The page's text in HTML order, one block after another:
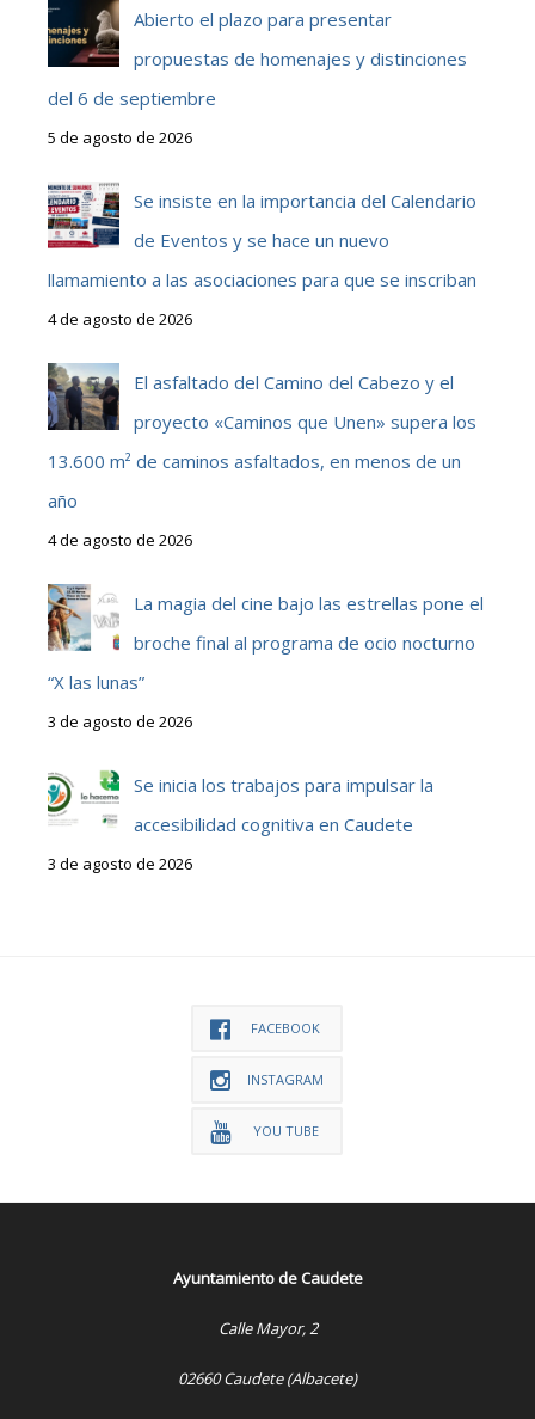
Abierto el plazo para presentar
propuestas de homenajes y distinciones
del 6 de septiembre
5 de agosto de 2026
Se insiste en la importancia del Calendario
de Eventos y se hace un nuevo
llamamiento a las asociaciones para que se inscriban
4 de agosto de 2026
El asfaltado del Camino del Cabezo y el
proyecto «Caminos que Unen» supera los
13.600 m² de caminos asfaltados, en menos de un
año
4 de agosto de 2026
La magia del cine bajo las estrellas pone el
broche final al programa de ocio nocturno
“X las lunas”
3 de agosto de 2026
Se inicia los trabajos para impulsar la
accesibilidad cognitiva en Caudete
3 de agosto de 2026
FACEBOOK
INSTAGRAM
YOU TUBE
Ayuntamiento de Caudete
Calle Mayor, 2
02660 Caudete (Albacete)